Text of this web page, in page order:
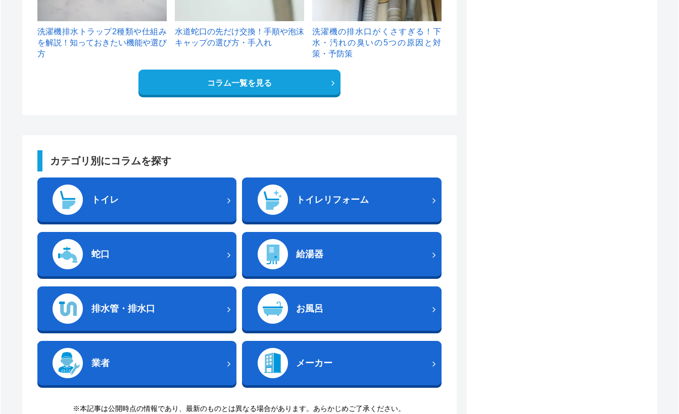
洗濯機排水トラップ2種類や仕組み
を解説！知っておきたい機能や選び
方
水道蛇口の先だけ交換！手順や泡沫
キャップの選び方・手入れ
洗濯機の排水口がくさすぎる！下
水・汚れの臭いの5つの原因と対
策・予防策
コラム一覧を見る
カテゴリ別にコラムを探す
トイレ トイレリフォーム
蛇口 給湯器
排水管・排水口 お風呂
業者 メーカー
※本記事は公開時点の情報であり、最新のものとは異なる場合があります。あらかじめご了承ください。